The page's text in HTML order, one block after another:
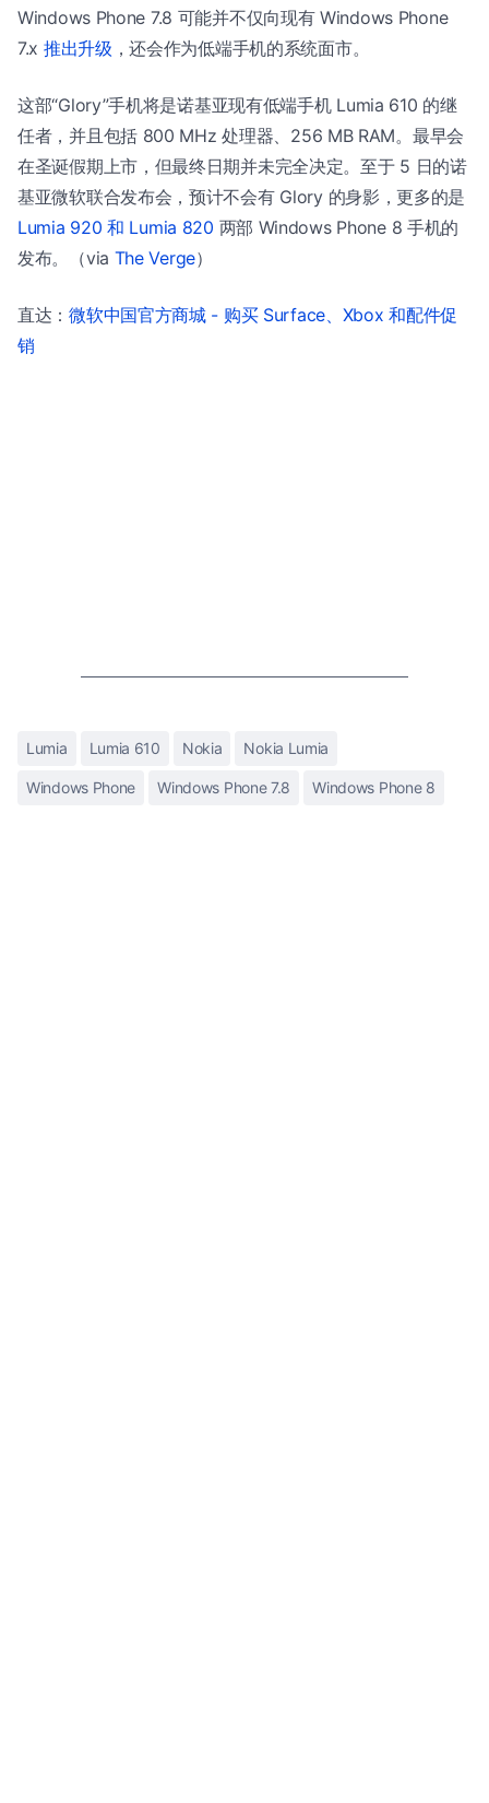
Windows Phone 7.8 可能并不仅向现有 Windows Phone
7.x 推出升级 ，还会作为低端手机的系统面市。
这部“Glory”手机将是诺基亚现有低端手机 Lumia 610 的继
任者，并且包括 800 MHz 处理器、256 MB RAM。最早会
在圣诞假期上市，但最终日期并未完全决定。至于 5 日的诺
基亚微软联合发布会，预计不会有 Glory 的身影，更多的是
Lumia 920 和 Lumia 820 两部 Windows Phone 8 手机的
发布。（via The Verge）
直达：微软中国官方商城 - 购买 Surface、Xbox 和配件促
销
Lumia Lumia 610 Nokia Nokia Lumia
Windows Phone Windows Phone 7.8 Windows Phone 8